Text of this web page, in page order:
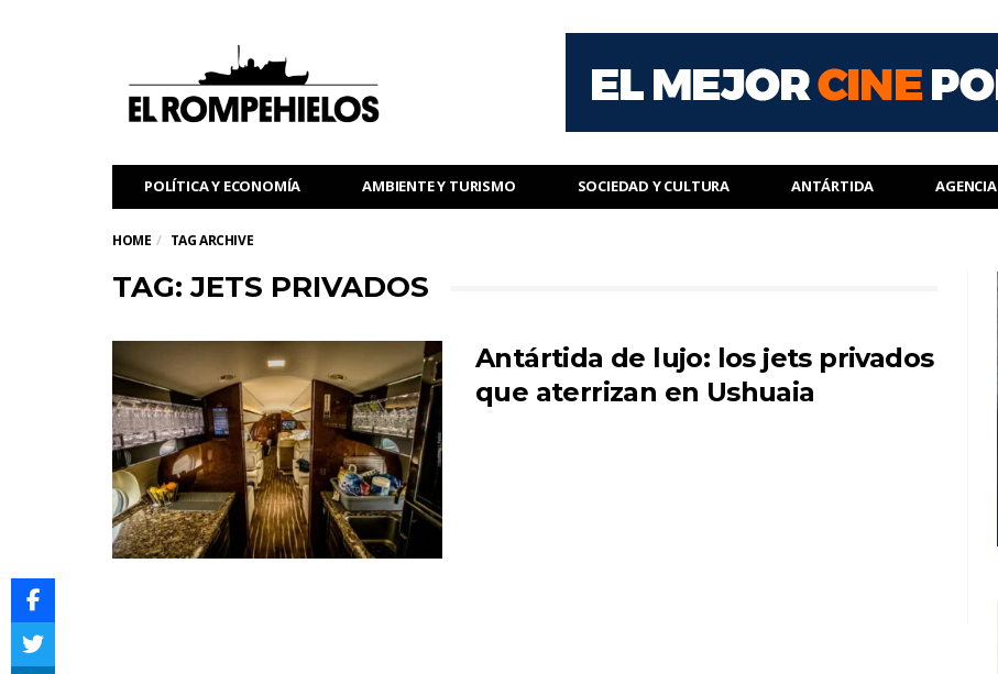
POLÍTICA Y ECONOMÍA AMBIENTE Y TURISMO SOCIEDAD Y CULTURA ANTÁRTIDA AGENCIA
HOME TAG ARCHIVE
TAG: JETS PRIVADOS
Antártida de lujo: los jets privados
que aterrizan en Ushuaia